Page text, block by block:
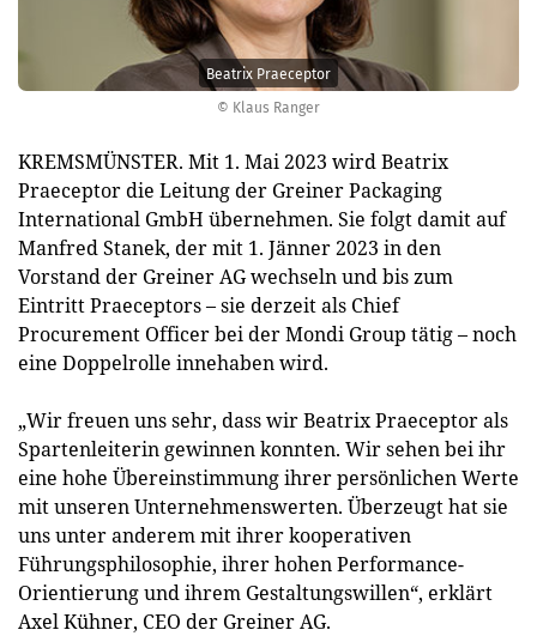
© Klaus Ranger
Beatrix Praeceptor
KREMSMÜNSTER. Mit 1. Mai 2023 wird Beatrix
Praeceptor die Leitung der Greiner Packaging
International GmbH übernehmen. Sie folgt damit auf
Manfred Stanek, der mit 1. Jänner 2023 in den
Vorstand der Greiner AG wechseln und bis zum
Eintritt Praeceptors – sie derzeit als Chief
Procurement Officer bei der Mondi Group tätig – noch
eine Doppelrolle innehaben wird.
„Wir freuen uns sehr, dass wir Beatrix Praeceptor als
Spartenleiterin gewinnen konnten. Wir sehen bei ihr
eine hohe Übereinstimmung ihrer persönlichen Werte
mit unseren Unternehmenswerten. Überzeugt hat sie
uns unter anderem mit ihrer kooperativen
Führungsphilosophie, ihrer hohen Performance-
Orientierung und ihrem Gestaltungswillen“, erklärt
Axel Kühner, CEO der Greiner AG.